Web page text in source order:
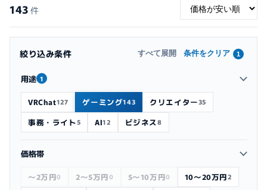
143 件
絞り込み条件 すべて展開 条件をクリア 1
用途 1
VRChat127 ゲーミング143 クリエイター35
事務・ライト5 AI12 ビジネス8
価格帯
～2万円0 2〜5万円0 5〜10万円0 10〜20万円2